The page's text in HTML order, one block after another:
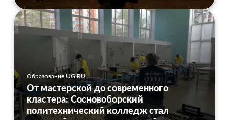
Образование UG.RU
От мастерской до современного
кластера: Сосновоборский
политехнический колледж стал